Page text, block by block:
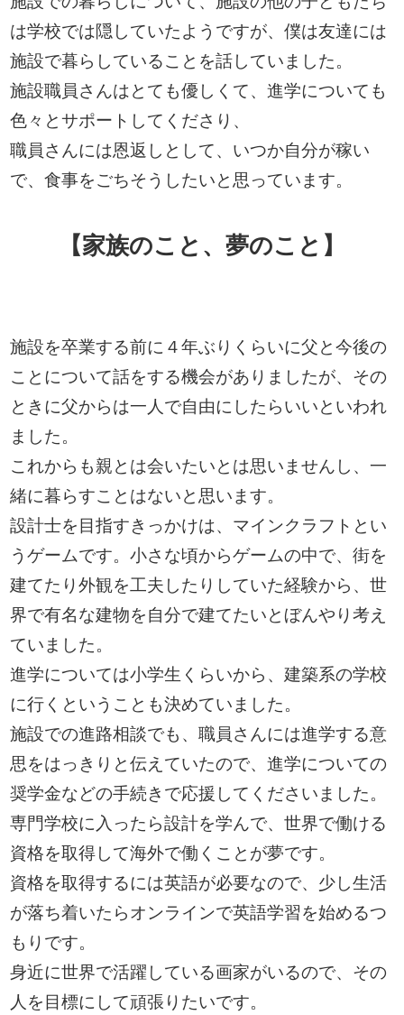
は学校では隠していたようですが、僕は友達には
施設で暮らしていることを話していました。
施設職員さんはとても優しくて、進学についても
色々とサポートしてくださり、
職員さんには恩返しとして、いつか自分が稼い
で、食事をごちそうしたいと思っています。
【家族のこと、夢のこと】
施設を卒業する前に４年ぶりくらいに父と今後の
ことについて話をする機会がありましたが、その
ときに父からは一人で自由にしたらいいといわれ
ました。
これからも親とは会いたいとは思いませんし、一
緒に暮らすことはないと思います。
設計士を目指すきっかけは、マインクラフトとい
うゲームです。小さな頃からゲームの中で、街を
建てたり外観を工夫したりしていた経験から、世
界で有名な建物を自分で建てたいとぼんやり考え
ていました。
進学については小学生くらいから、建築系の学校
に行くということも決めていました。
施設での進路相談でも、職員さんには進学する意
思をはっきりと伝えていたので、進学についての
奨学金などの手続きで応援してくださいました。
専門学校に入ったら設計を学んで、世界で働ける
資格を取得して海外で働くことが夢です。
資格を取得するには英語が必要なので、少し生活
が落ち着いたらオンラインで英語学習を始めるつ
もりです。
身近に世界で活躍している画家がいるので、その
人を目標にして頑張りたいです。